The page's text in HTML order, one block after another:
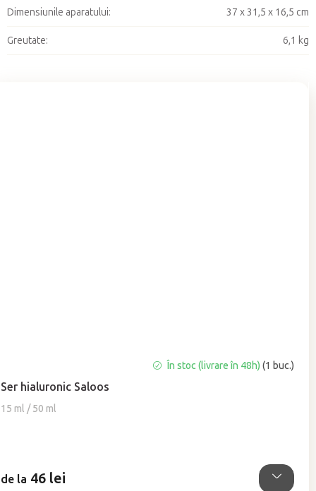
Ser hialuronic Saloos
15 ml / 50 ml
medie
a
produsului
stele.
În stoc (livrare în 48h)(1 buc.)
de la 46 lei
Dimensiunile aparatului: 37 x 31,5 x 16,5 cm
Greutate: 6,1 kg